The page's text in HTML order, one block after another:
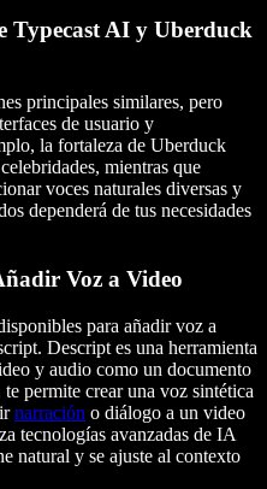
Typecast AI y Uberduck
principales similares, pero
de usuario y
la fortaleza de Uberduck
mientras que
voces naturales diversas y
dependerá de tus necesidades
Voz a Video
para añadir voz a
Descript es una herramienta
y audio como un documento
permite crear una voz sintética
narración o diálogo a un video
tecnologías avanzadas de IA
natural y se ajuste al contexto